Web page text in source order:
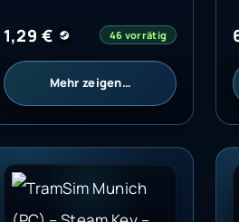
1,29 € 46 vorrätig
Mehr zeigen…
Key GLOBAL
TramSim Munich (PC) - Steam